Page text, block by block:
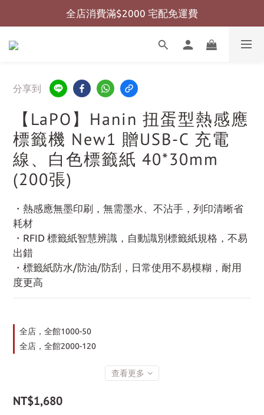
全店消費滿$999 超商免運費
全店消費滿$2000 宅配免運費
全店消費滿$999 超商免運費
分享到
【LaPO】Hanin 扭蛋型熱感應
標籤機 New1 贈USB-C 充電
線、白色標籤紙 40*30mm
(200張)
・熱感應無墨印刷，無需墨水、不沾手，列印清晰省
耗材
・RFID 標籤紙智慧辨識，自動識別標籤紙規格，不易
出錯
・標籤紙防水/防油/防刮，日常使用不易模糊，耐用
度更高
全店，全館1000-50
全店，全館2000-120
查看更多
NT$1,680